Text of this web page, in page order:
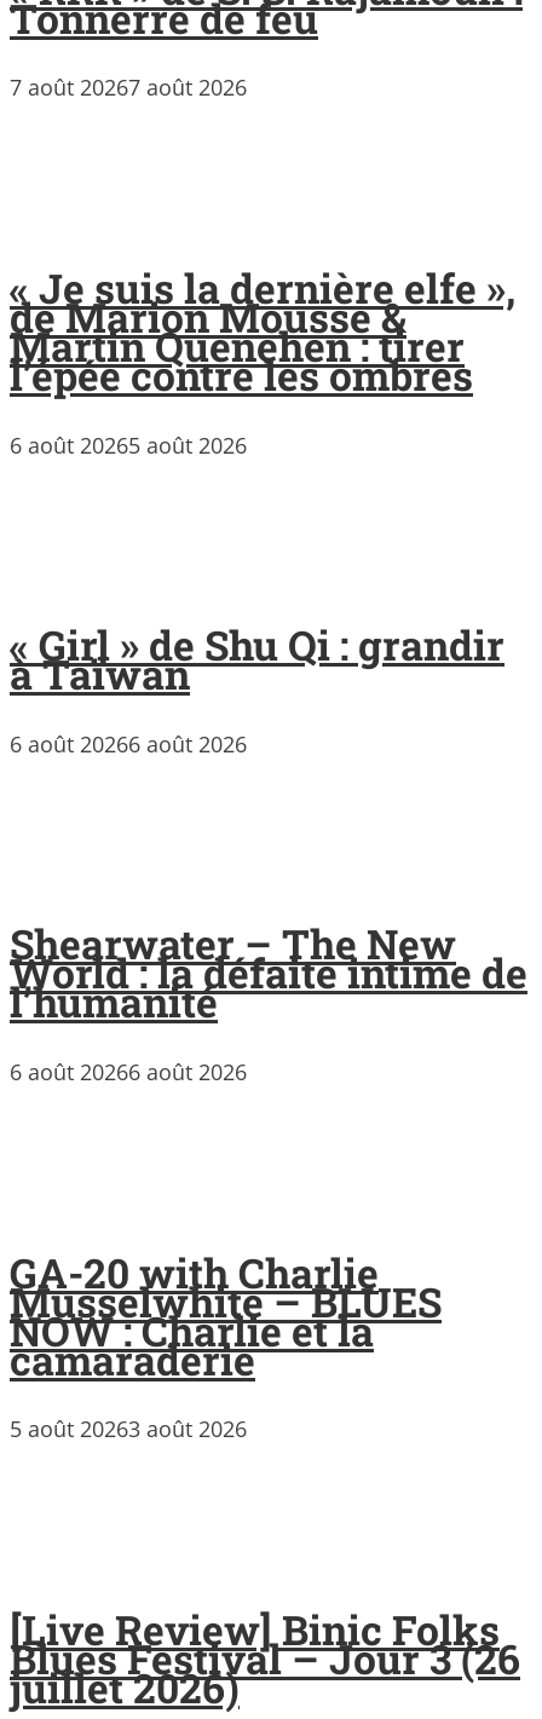
Tonnerre de feu
7 août 20267 août 2026
« Je suis la dernière elfe »,
de Marion Mousse &
Martin Quenehen : tirer
l’épée contre les ombres
6 août 20265 août 2026
« Girl » de Shu Qi : grandir
à Taïwan
6 août 20266 août 2026
Shearwater – The New
World : la défaite intime de
l’humanité
6 août 20266 août 2026
GA-20 with Charlie
Musselwhite – BLUES
NOW : Charlie et la
camaraderie
5 août 20263 août 2026
[Live Review] Binic Folks
Blues Festival – Jour 3 (26
juillet 2026)